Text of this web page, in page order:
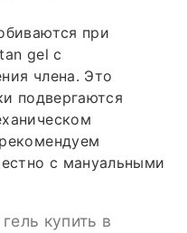
при
gel с
члена. Это
подвергаются
с мануальными
купить в